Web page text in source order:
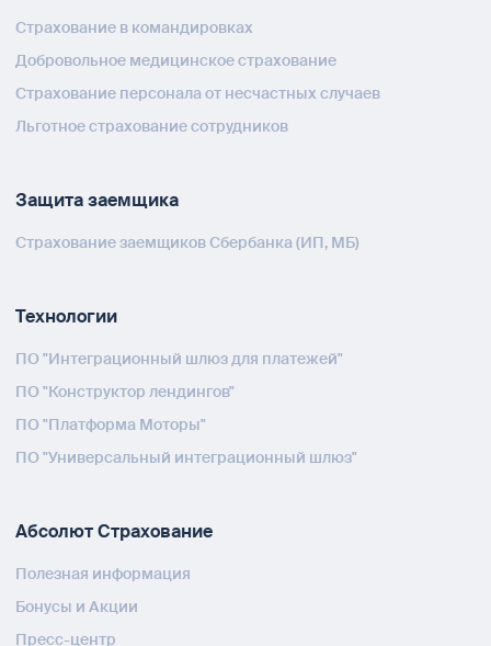
Страхование в командировках
Добровольное медицинское страхование
Страхование персонала от несчастных случаев
Льготное страхование сотрудников
Защита заемщика
Страхование заемщиков Сбербанка (ИП, МБ)
Технологии
ПО "Интеграционный шлюз для платежей"
ПО "Конструктор лендингов"
ПО "Платформа Моторы"
ПО "Универсальный интеграционный шлюз"
Абсолют Страхование
Полезная информация
Бонусы и Акции
Пресс-центр